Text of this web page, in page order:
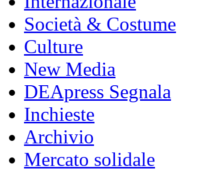
Società & Costume
Culture
New Media
DEApress Segnala
Inchieste
Archivio
Mercato solidale